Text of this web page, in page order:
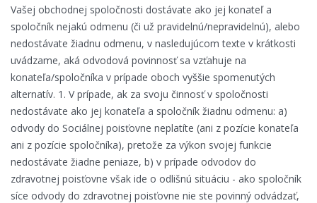
Vašej obchodnej spoločnosti dostávate ako jej konateľ a
spoločník nejakú odmenu (či už pravidelnú/nepravidelnú), alebo
nedostávate žiadnu odmenu, v nasledujúcom texte v krátkosti
uvádzame, aká odvodová povinnosť sa vzťahuje na
konateľa/spoločníka v prípade oboch vyššie spomenutých
alternatív. 1. V prípade, ak za svoju činnosť v spoločnosti
nedostávate ako jej konateľa a spoločník žiadnu odmenu: a)
odvody do Sociálnej poisťovne neplatíte (ani z pozície konateľa
ani z pozície spoločníka), pretože za výkon svojej funkcie
nedostávate žiadne peniaze, b) v prípade odvodov do
zdravotnej poisťovne však ide o odlišnú situáciu - ako spoločník
síce odvody do zdravotnej poisťovne nie ste povinný odvádzať,